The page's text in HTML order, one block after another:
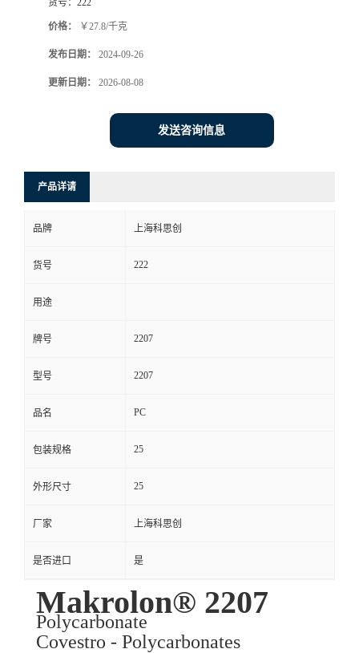
价格： ￥27.8/千克
发布日期： 2024-09-26
更新日期： 2026-08-08
发送咨询信息
产品详请
品牌 上海科思创
货号 222
用途
牌号 2207
型号 2207
品名 PC
包装规格 25
外形尺寸 25
厂家 上海科思创
是否进口 是
Makrolon® 2207
Polycarbonate
Covestro - Polycarbonates